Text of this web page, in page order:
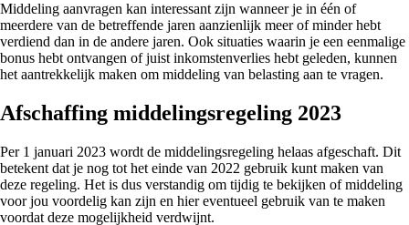
Middeling aanvragen kan interessant zijn wanneer je in één of
meerdere van de betreffende jaren aanzienlijk meer of minder hebt
verdiend dan in de andere jaren. Ook situaties waarin je een eenmalige
bonus hebt ontvangen of juist inkomstenverlies hebt geleden, kunnen
het aantrekkelijk maken om middeling van belasting aan te vragen.
Afschaffing middelingsregeling 2023
Per 1 januari 2023 wordt de middelingsregeling helaas afgeschaft. Dit
betekent dat je nog tot het einde van 2022 gebruik kunt maken van
deze regeling. Het is dus verstandig om tijdig te bekijken of middeling
voor jou voordelig kan zijn en hier eventueel gebruik van te maken
voordat deze mogelijkheid verdwijnt.